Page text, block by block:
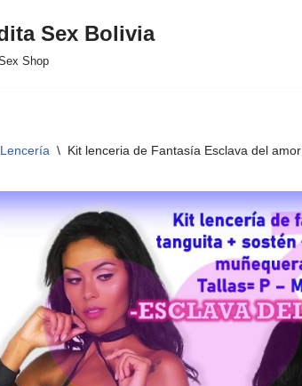
Sex Bolivia
Shop
Lencería \ Kit lenceria de Fantasía Esclava del amor